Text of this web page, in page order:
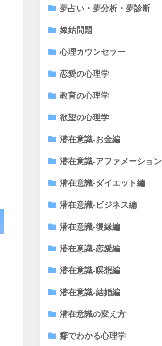
夢占い・夢分析・夢診断
嫁姑問題
心理カウンセラー
恋愛の心理学
教育の心理学
欲望の心理学
潜在意識-お金編
潜在意識-アファメーション
潜在意識-ダイエット編
潜在意識-ビジネス編
潜在意識-復縁編
潜在意識-恋愛編
潜在意識-瞑想編
潜在意識-結婚編
潜在意識の変え方
癖でわかる心理学